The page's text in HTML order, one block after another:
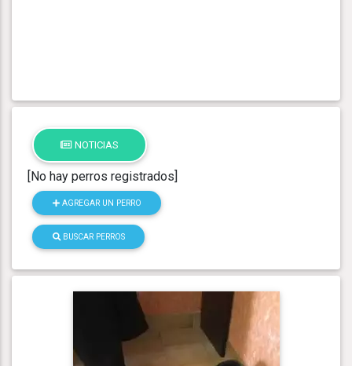
NOTICIAS
[No hay perros registrados]
AGREGAR UN PERRO
BUSCAR PERROS